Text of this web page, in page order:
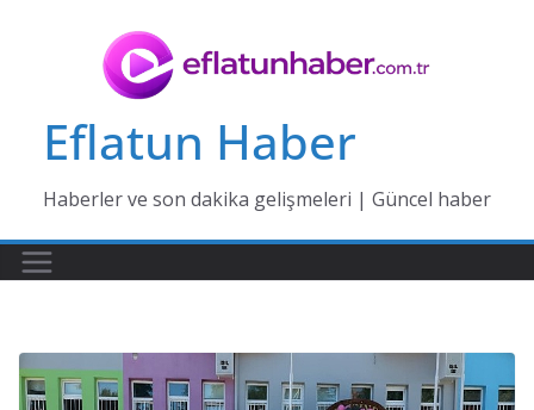
Eflatun Haber
Haberler ve son dakika gelişmeleri | Güncel haber